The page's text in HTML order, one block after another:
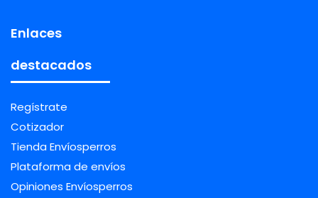
Enlaces
destacados
Regístrate
Cotizador
Tienda Envíosperros
Plataforma de envíos
Opiniones Envíosperros